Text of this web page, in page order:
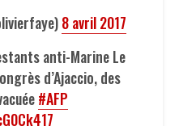
8 avril 2017
anti-Marine Le
d’Ajaccio, des
#AFP